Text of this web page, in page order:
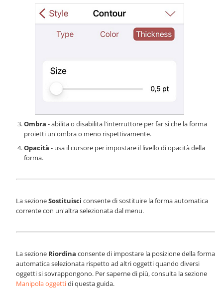
Ombra - abilita o disabilita l'interruttore per far sì che la forma
proietti un'ombra o meno rispettivamente.
Opacità - usa il cursore per impostare il livello di opacità della
forma.
La sezioneSostituisci consente di sostituire la forma automatica
corrente con un'altra selezionata dal menu.
La sezione Riordina consente di impostare la posizione della forma
automatica selezionata rispetto ad altri oggetti quando diversi
oggetti si sovrappongono. Per saperne di più, consulta la sezione
Manipola oggettidi questa guida.